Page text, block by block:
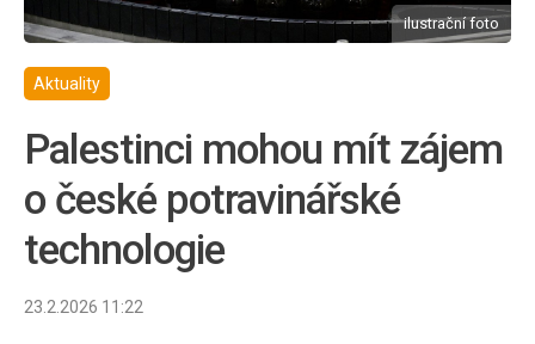
ilustrační foto
Aktuality
Palestinci mohou mít zájem
o české potravinářské
technologie
23.2.2026 11:22